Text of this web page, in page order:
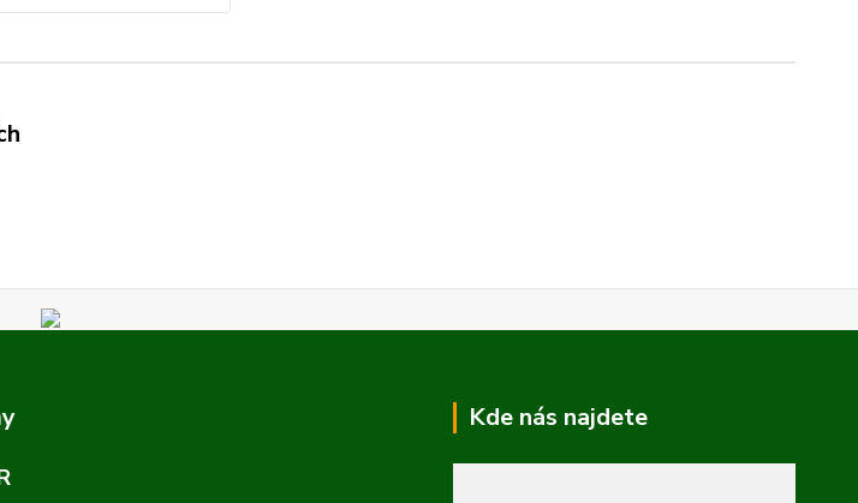
Kde nás najdete